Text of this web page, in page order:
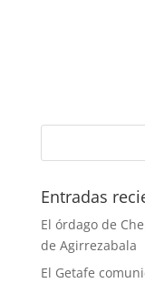
Entradas
El órdago de
de Agirrezabala
El Getafe